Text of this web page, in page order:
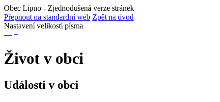
Obec Lipno - Zjednodušená verze stránek
Přepnout na standardní web Zpět na úvod
Nastavení velikosti písma
— +
Život v obci
Události v obci